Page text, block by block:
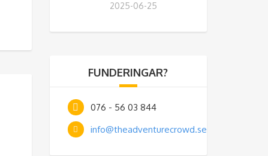
2025-06-25
FUNDERINGAR?
076 - 56 03 844
info@theadventurecrowd.se